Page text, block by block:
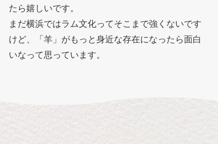
たら嬉しいです。
まだ横浜ではラム文化ってそこまで強くないです
けど、「羊」がもっと身近な存在になったら面白
いなって思っています。